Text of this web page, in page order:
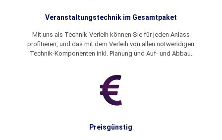
Veranstaltungstechnik im Gesamtpaket
Mit uns als Technik-Verleih können Sie für jeden Anlass
profitieren, und das mit dem Verleih von allen notwendigen
Technik-Komponenten inkl. Planung und Auf- und Abbau.
Preisgünstig